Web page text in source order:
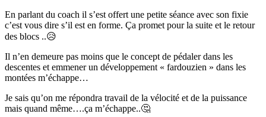
En parlant du coach il s’est offert une petite séance avec son fixie
c’est vous dire s’il est en forme. Ça promet pour la suite et le retour
des blocs ..😥
Il n’en demeure pas moins que le concept de pédaler dans les
descentes et emmener un développement « fardouzien » dans les
montées m’échappe…
Je sais qu’on me répondra travail de la vélocité et de la puissance
mais quand même….ça m’échappe..🤔